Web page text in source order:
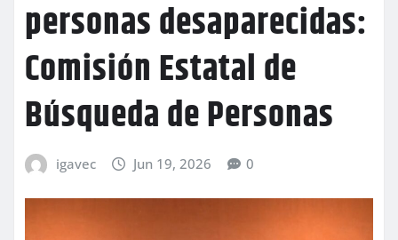
personas desaparecidas:
Comisión Estatal de
Búsqueda de Personas
igavec Jun 19, 2026 0